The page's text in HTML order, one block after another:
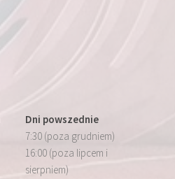
Dni powszednie
7:30 (poza grudniem)
16:00 (poza lipcem i
sierpniem)